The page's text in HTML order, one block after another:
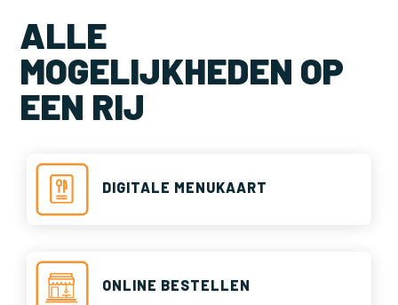
ALLE
MOGELIJKHEDEN OP
EEN RIJ
DIGITALE MENUKAART
ONLINE BESTELLEN